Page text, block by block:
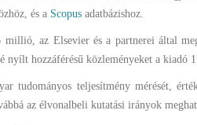
és a Scopus adatbázishoz.
az Elsevier és a partnerei által
hozzáférésű közleményeket a kiadó
tudományos teljesítmény mérését,
az élvonalbeli kutatási irányok